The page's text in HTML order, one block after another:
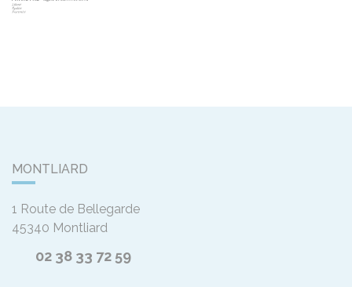
MONTLIARD
1 Route de Bellegarde
45340 Montliard
02 38 33 72 59